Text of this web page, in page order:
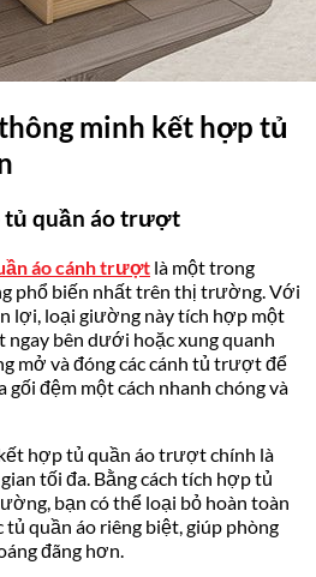
minh kết hợp tủ
quần áo trượt
áo cánh trượt là một trong
phổ biến nhất trên thị trường. Với
lợi, loại giường này tích hợp một
bên dưới hoặc xung quanh
mở và đóng các cánh tủ trượt để
gối đệm một cách nhanh chóng và
hợp tủ quần áo trượt chính là
tối đa. Bằng cách tích hợp tủ
bạn có thể loại bỏ hoàn toàn
quần áo riêng biệt, giúp phòng
đãng hơn.